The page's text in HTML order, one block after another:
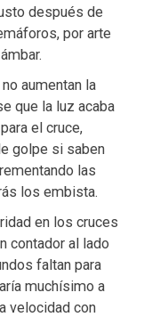
después de
por arte
aumentan la
que la luz acaba
el cruce,
golpe si saben
las
los embista.
en los cruces
contador al lado
faltan para
muchísimo a
velocidad con